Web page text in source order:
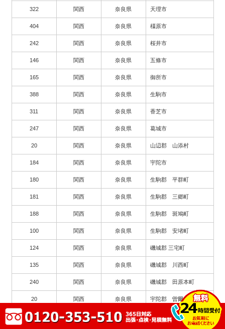
322 関西 奈良県 天理市
404 関西 奈良県 橿原市
242 関西 奈良県 桜井市
146 関西 奈良県 五條市
165 関西 奈良県 御所市
388 関西 奈良県 生駒市
311 関西 奈良県 香芝市
247 関西 奈良県 葛城市
20 関西 奈良県 山辺郡 山添村
184 関西 奈良県 宇陀市
180 関西 奈良県 生駒郡 平群町
181 関西 奈良県 生駒郡 三郷町
188 関西 奈良県 生駒郡 斑鳩町
100 関西 奈良県 生駒郡 安堵町
124 関西 奈良県 磯城郡 三宅町
135 関西 奈良県 磯城郡 川西町
240 関西 奈良県 磯城郡 田原本町
20 関西 奈良県 宇陀郡 曽爾村
22 関西 奈良県 宇陀郡 御杖村